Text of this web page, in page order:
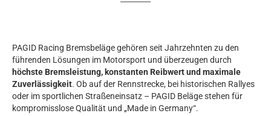
PAGID Racing Bremsbeläge gehören seit Jahrzehnten zu den
führenden Lösungen im Motorsport und überzeugen durch
höchste Bremsleistung, konstanten Reibwert und maximale
Zuverlässigkeit. Ob auf der Rennstrecke, bei historischen Rallyes
oder im sportlichen Straßeneinsatz – PAGID Beläge stehen für
kompromisslose Qualität und „Made in Germany“.